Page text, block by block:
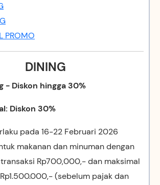
PROMO
DINING
- Diskon hingga 30%
Diskon 30%
pada 16-22 Februari 2026
makanan dan minuman dengan
Rp700,000,- dan maksimal
(sebelum pajak dan